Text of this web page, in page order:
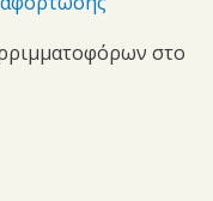
στο